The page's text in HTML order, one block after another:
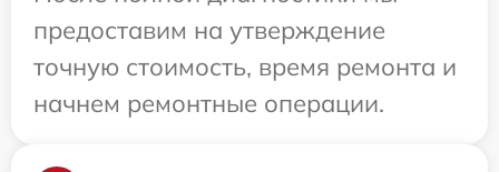
предоставим на утверждение
точную стоимость, время ремонта и
начнем ремонтные операции.